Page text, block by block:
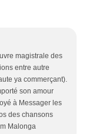
magistrale des
entre autre
ya commerçant).
son amour
à Messager les
des chansons
Malonga